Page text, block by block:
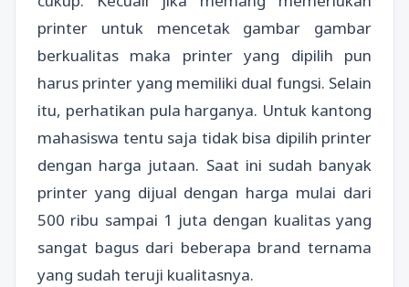
printer untuk mencetak gambar gambar
berkualitas maka printer yang dipilih pun
harus printer yang memiliki dual fungsi. Selain
itu, perhatikan pula harganya. Untuk kantong
mahasiswa tentu saja tidak bisa dipilih printer
dengan harga jutaan. Saat ini sudah banyak
printer yang dijual dengan harga mulai dari
500 ribu sampai 1 juta dengan kualitas yang
sangat bagus dari beberapa brand ternama
yang sudah teruji kualitasnya.